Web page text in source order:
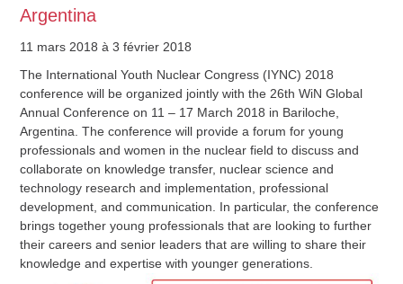
Argentina
11 mars 2018 à 3 février 2018
The International Youth Nuclear Congress (IYNC) 2018
conference will be organized jointly with the 26th WiN Global
Annual Conference on 11 – 17 March 2018 in Bariloche,
Argentina. The conference will provide a forum for young
professionals and women in the nuclear field to discuss and
collaborate on knowledge transfer, nuclear science and
technology research and implementation, professional
development, and communication. In particular, the conference
brings together young professionals that are looking to further
their careers and senior leaders that are willing to share their
knowledge and expertise with younger generations.